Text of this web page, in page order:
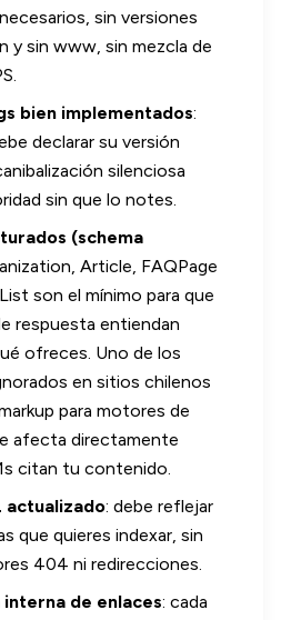
sin versiones
y sin www, sin mezcla de
bien implementados:
declarar su versión
silenciosa
sin que lo notes.
(schema
Article, FAQPage
son el mínimo para que
respuesta entiendan
ofreces. Uno de los
en sitios chilenos
para motores de
afecta directamente
citan tu contenido.
actualizado: debe reflejar
que quieres indexar, sin
404 ni redirecciones.
de enlaces: cada